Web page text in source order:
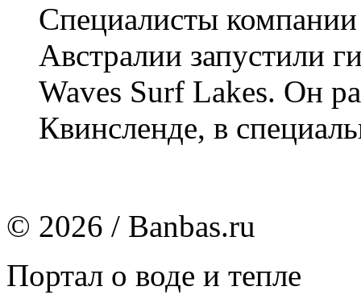
Специалисты
Австралии запустили
Waves Surf Lakes. Он
Квинсленде, в
© 2026 / Banbas.ru
Портал о воде и тепле